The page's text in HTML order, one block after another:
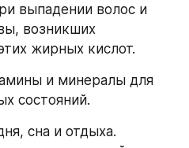
выпадении волос и
возникших
жирных кислот.
и минералы для
состояний.
сна и отдыха.